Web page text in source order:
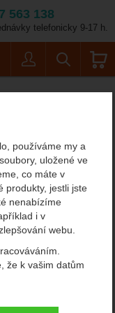
používáme my a
uložené ve
co máte v
produkty, jestli jste
nenabízíme
i v
webu.
že k vašim datům
563 138
telefonicky 9-17 h.
LionSteel M4 CVN
s